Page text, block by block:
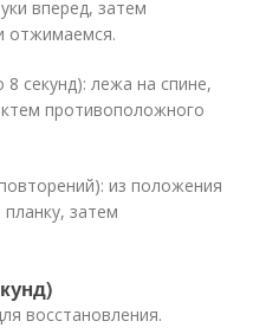
вперед, затем
отжимаемся.
секунд): лежа на спине,
противоположного
из положения
затем
восстановления.